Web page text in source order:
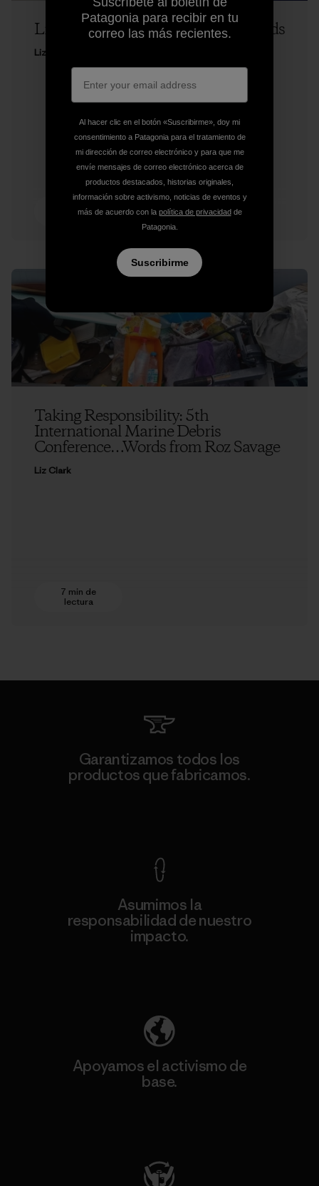
Liz Clark on Runnin’ the Tidal Rapids
Liz Clark
6 min de
lectura
Taking Responsibility: 5th
International Marine Debris
Conference…Words from Roz Savage
Liz Clark
7 min de
lectura
Garantizamos todos los
productos que fabricamos.
Asumimos la
responsabilidad de nuestro
impacto.
Apoyamos el activismo de
base.
Patagonia para recibir en tu
correo las más recientes.
Al hacer clic en el botón «Suscribirme», doy mi
consentimiento a Patagonia para el tratamiento de
mi dirección de correo electrónico y para que me
envíe mensajes de correo electrónico acerca de
productos destacados, historias originales,
información sobre activismo, noticias de eventos y
más de acuerdo con la política de privacidadde
Patagonia.
Suscribirme